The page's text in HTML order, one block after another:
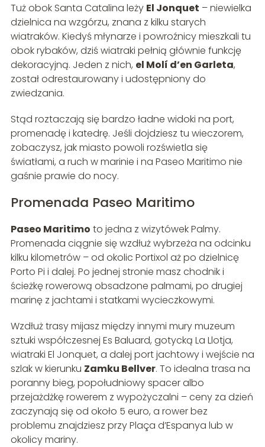
Tuż obok Santa Catalina leży El Jonquet – niewielka
dzielnica na wzgórzu, znana z kilku starych
wiatraków. Kiedyś młynarze i powroźnicy mieszkali tu
obok rybaków, dziś wiatraki pełnią głównie funkcję
dekoracyjną. Jeden z nich, el Molí d’en Garleta,
został odrestaurowany i udostępniony do
zwiedzania.
Stąd roztaczają się bardzo ładne widoki na port,
promenadę i katedrę. Jeśli dojdziesz tu wieczorem,
zobaczysz, jak miasto powoli rozświetla się
światłami, a ruch w marinie i na Paseo Maritimo nie
gaśnie prawie do nocy.
Promenada Paseo Maritimo
Paseo Maritimo to jedna z wizytówek Palmy.
Promenada ciągnie się wzdłuż wybrzeża na odcinku
kilku kilometrów – od okolic Portixol aż po dzielnicę
Porto Pi i dalej. Po jednej stronie masz chodnik i
ścieżkę rowerową obsadzone palmami, po drugiej
marinę z jachtami i statkami wycieczkowymi.
Wzdłuż trasy mijasz między innymi mury muzeum
sztuki współczesnej Es Baluard, gotycką La Llotja,
wiatraki El Jonquet, a dalej port jachtowy i wejście na
szlak w kierunku Zamku Bellver. To idealna trasa na
poranny bieg, popołudniowy spacer albo
przejażdżkę rowerem z wypożyczalni – ceny za dzień
zaczynają się od około 5 euro, a rower bez
problemu znajdziesz przy Plaça d’Espanya lub w
okolicy mariny.